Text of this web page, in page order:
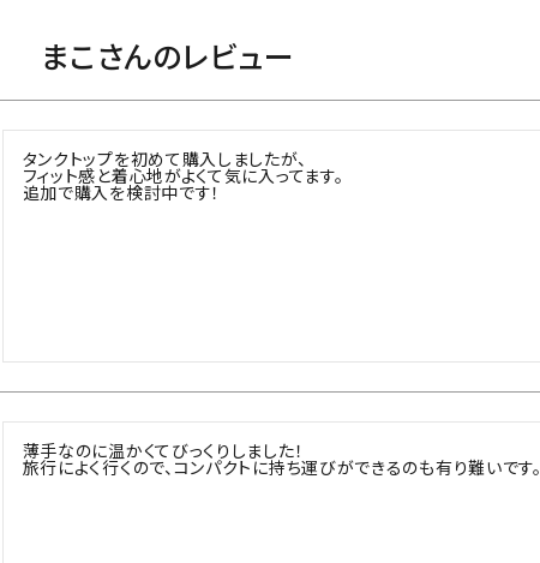
まこさんのレビュー
タンクトップを初めて購入しましたが、
フィット感と着心地がよくて気に入ってます。
追加で購入を検討中です！
薄手なのに温かくてびっくりしました！
旅行によく行くので、コンパクトに持ち運びができるのも有り難いです。